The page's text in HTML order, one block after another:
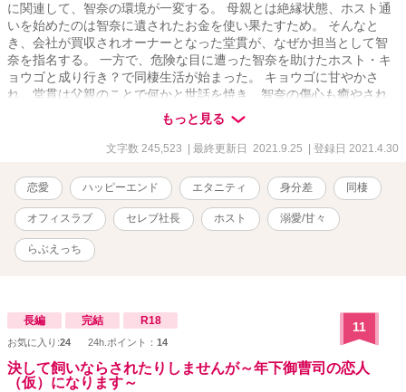
に関連して、智奈の環境が一変する。 母親とは絶縁状態、ホスト通
いを始めたのは智奈に遺されたお金を使い果たすため。 そんなと
き、会社が買収されオーナーとなった堂貫が、なぜか担当として智
奈を指名する。 一方で、危険な目に遭った智奈を助けたホスト・キ
ョウゴと成り行き？で同棲生活が始まった。 キョウゴに甘やかさ
れ、堂貫は父親のことで何かと世話を焼き、智奈の傷心も癒やされ
ていく。 ただ、”二人”と出会ったのは偶然ではなく… key：現代恋
愛、裏社会、身分差、秘密、三角関係、溺愛、甘め、らぶえっち、
オフィスラブ、スパダリ Illustration：錦木さま
もっと見る
文字数 245,523 | 最終更新日 2021.9.25 | 登録日 2021.4.30
恋愛 ハッピーエンド エタニティ 身分差 同棲
オフィスラブ セレブ社長 ホスト 溺愛/甘々
らぶえっち
長編 完結 R18
お気に入り:24 24h.ポイント： 14
11
決して飼いならされたりしませんが～年下御曹司の恋人
（仮）になります～